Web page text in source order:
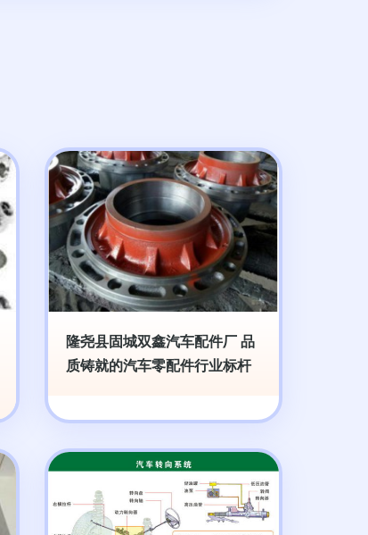
隆尧县固城双鑫汽车配件厂 品
质铸就的汽车零配件行业标杆